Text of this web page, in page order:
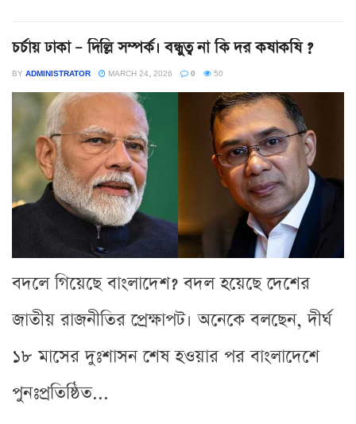
চর্চায় ঢাকা – দিল্লি সম্পর্ক। বন্ধুত্ব না কি দর কষাকষি ?
BY ADMINISTRATOR MARCH 24, 2026 0 50
বদলে গিয়েছে বাংলাদেশ? বদল হয়েছে দেশের
জাতীয় রাজনীতির প্রেক্ষাপট। অনেকে বলছেন, দীর্ঘ
১৮ মাসের দুঃশাসন শেষ হওয়ার পর বাংলাদেশে
পুনঃপ্রতিষ্ঠিত...